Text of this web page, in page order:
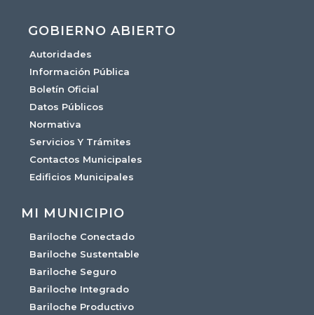
GOBIERNO ABIERTO
Autoridades
Información Pública
Boletín Oficial
Datos Públicos
Normativa
Servicios Y Trámites
Contactos Municipales
Edificios Municipales
MI MUNICIPIO
Bariloche Conectado
Bariloche Sustentable
Bariloche Seguro
Bariloche Integrado
Bariloche Productivo